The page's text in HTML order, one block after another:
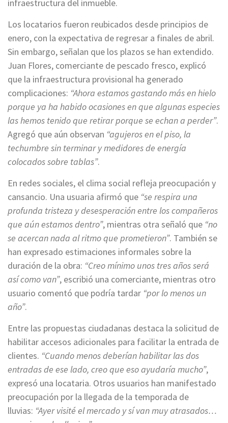
infraestructura del inmueble.
Los locatarios fueron reubicados desde principios de
enero, con la expectativa de regresar a finales de abril.
Sin embargo, señalan que los plazos se han extendido.
Juan Flores, comerciante de pescado fresco, explicó
que la infraestructura provisional ha generado
complicaciones: “Ahora estamos gastando más en hielo
porque ya ha habido ocasiones en que algunas especies
las hemos tenido que retirar porque se echan a perder”.
Agregó que aún observan “agujeros en el piso, la
techumbre sin terminar y medidores de energía
colocados sobre tablas”.
En redes sociales, el clima social refleja preocupación y
cansancio. Una usuaria afirmó que “se respira una
profunda tristeza y desesperación entre los compañeros
que aún estamos dentro”, mientras otra señaló que “no
se acercan nada al ritmo que prometieron”. También se
han expresado estimaciones informales sobre la
duración de la obra: “Creo mínimo unos tres años será
así como van”, escribió una comerciante, mientras otro
usuario comentó que podría tardar “por lo menos un
año”.
Entre las propuestas ciudadanas destaca la solicitud de
habilitar accesos adicionales para facilitar la entrada de
clientes. “Cuando menos deberían habilitar las dos
entradas de ese lado, creo que eso ayudaría mucho”,
expresó una locataria. Otros usuarios han manifestado
preocupación por la llegada de la temporada de
lluvias: “Ayer visité el mercado y sí van muy atrasados…